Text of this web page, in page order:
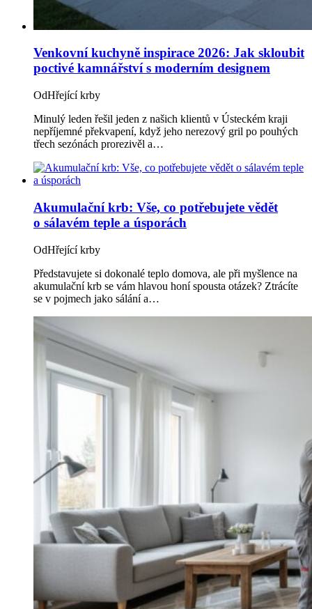
Venkovní kuchyně inspirace 2026: Jak skloubit
poctivé kamnářství s moderním designem
OdHřející krby
Minulý leden řešil jeden z našich klientů v Ústeckém kraji
nepříjemné překvapení, když jeho nerezový gril po pouhých
třech sezónách prorezivěl a…
Akumulační krb: Vše, co potřebujete vědět
o sálavém teple a úsporách
OdHřející krby
Představujete si dokonalé teplo domova, ale při myšlence na
akumulační krb se vám hlavou honí spousta otázek? Ztrácíte
se v pojmech jako sálání a…